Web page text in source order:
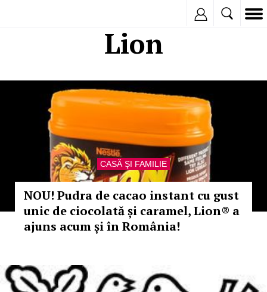
Lion
CASĂ ŞI FAMILIE
NOU! Pudra de cacao instant cu gust
unic de ciocolată și caramel, Lion® a
ajuns acum și în România!